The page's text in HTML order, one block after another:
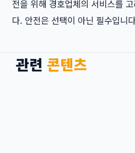
전을 위해 경호업체의 서비스를
다. 안전은 선택이 아닌 필수입니
관련 콘텐츠